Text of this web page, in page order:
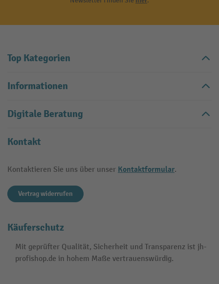
Top Kategorien
Informationen
Digitale Beratung
Kontakt
Kontaktieren Sie uns über unser Kontaktformular.
Vertrag widerrufen
Käuferschutz
Mit geprüfter Qualität, Sicherheit und Transparenz ist jh-
profishop.de in hohem Maße vertrauenswürdig.